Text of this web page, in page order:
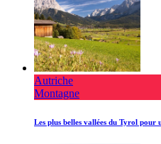
Autriche
Montagne
Les plus belles vallées du Tyrol